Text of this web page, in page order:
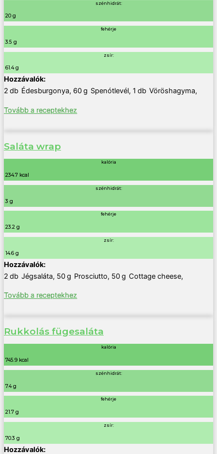
szénhidrát:
20 g
fehérje
3.5 g
zsír:
61.4 g
2 db Édesburgonya, 60g Spenótlevél, 1 db Vöröshagyma,
Tovább a receptekhez
Saláta wrap
kalória
234.7 kcal
szénhidrát:
3 g
fehérje
23.2 g
zsír:
14.6 g
2 db Jégsaláta, 50g Prosciutto, 50g Cottage cheese,
Tovább a receptekhez
Rukkolás fügesaláta
kalória
745.9 kcal
szénhidrát:
7.4 g
fehérje
21.7 g
zsír:
70.3 g